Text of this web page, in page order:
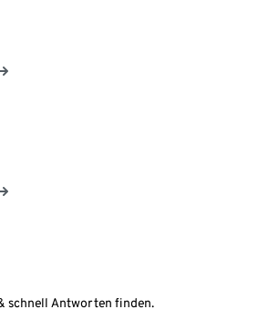
schnell Antworten finden.